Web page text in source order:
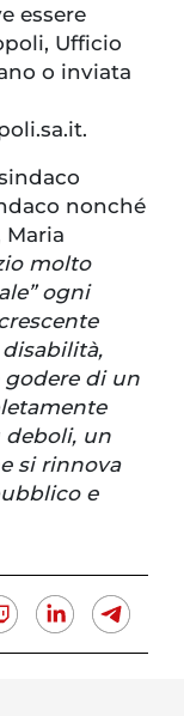
essere
Ufficio
o inviata
nonché
Maria
molto
ogni
di un
deboli, un
si rinnova
e